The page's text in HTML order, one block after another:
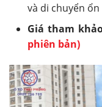
và di chuyển
Giá tham
phiên bản)